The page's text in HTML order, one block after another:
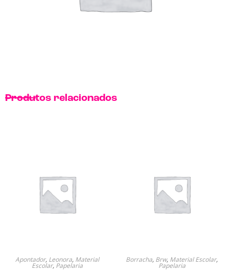
Produtos relacionados
Apontador, Leonora, Material
Escolar, Papelaria
Borracha, Brw, Material Escolar,
Papelaria